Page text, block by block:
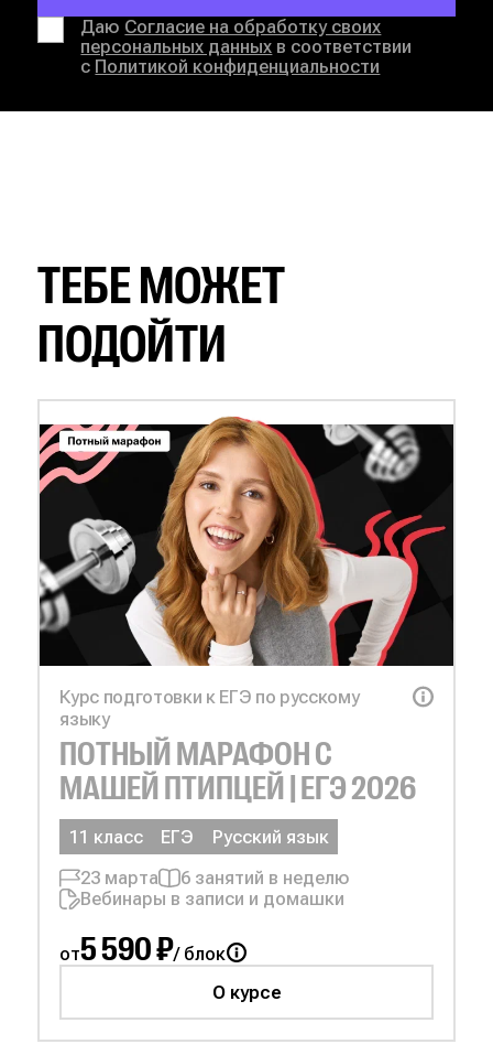
Даю Согласие на обработку своих
персональных данных в соответствии
с Политикой конфиденциальности
ТЕБЕ МОЖЕТ
ПОДОЙТИ
Курс подготовки к ЕГЭ по русскому
языку
ПОТНЫЙ МАРАФОН С
МАШЕЙ ПТИПЦЕЙ | ЕГЭ 2026
11 класс ЕГЭ
Русский язык
23 марта
6 занятий в неделю
Вебинары в записи и домашки
от5 590 ₽/ блок
О курсе